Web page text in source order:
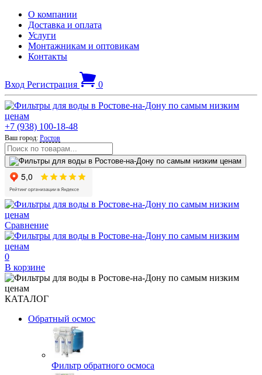
О компании
Доставка и оплата
Услуги
Монтажникам и оптовикам
Контакты
Вход Регистрация 0
+7 (938) 100-18-48
Ваш город: Ростов
Сравнение
0
В корзине
КАТАЛОГ
Обратный осмос
Фильтр обратного осмоса